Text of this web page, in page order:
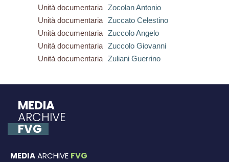
Unità documentaria Zocolan Antonio
Unità documentaria Zuccato Celestino
Unità documentaria Zuccolo Angelo
Unità documentaria Zuccolo Giovanni
Unità documentaria Zuliani Guerrino
MEDIA
ARCHIVE
FVG
MEDIAARCHIVE FVG